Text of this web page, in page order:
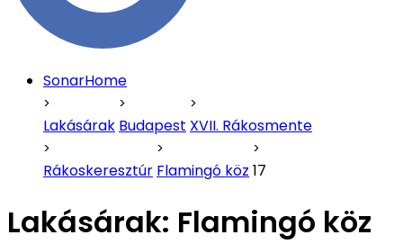
SonarHome
Lakásárak Budapest XVII. Rákosmente
Rákoskeresztúr Flamingó köz 17
Lakásárak: Flamingó köz